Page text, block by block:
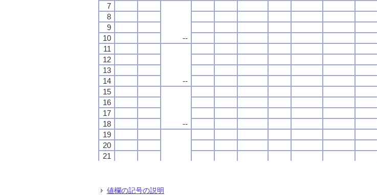
7
--
8
9
10
11
--
12
13
14
15
--
16
17
18
19
20
21
24
7
--
8
9
10
11
--
12
13
14
15
--
16
17
18
19
20
21
24
7
--
8
9
10
11
--
12
13
14
15
--
16
17
18
19
20
21
24
7
--
8
9
10
11
--
12
13
14
15
--
16
17
18
19
20
21
24
値欄の記号の説明